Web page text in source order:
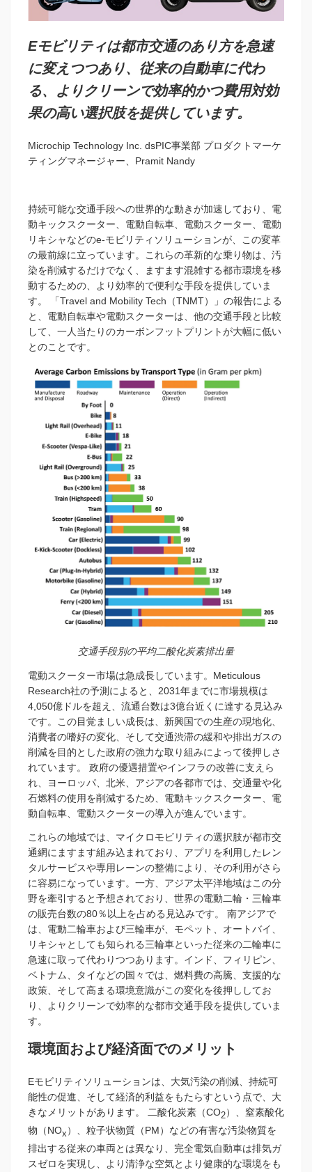
Eモビリティは都市交通のあり方を急速
に変えつつあり、従来の自動車に代わ
る、よりクリーンで効率的かつ費用対効
果の高い選択肢を提供しています。
Microchip Technology Inc. dsPIC事業部 プロダクトマーケ
ティングマネージャー、Pramit Nandy
持続可能な交通手段への世界的な動きが加速しており、電
動キックスクーター、電動自転車、電動スクーター、電動
リキシャなどのe-モビリティソリューションが、この変革
の最前線に立っています。これらの革新的な乗り物は、汚
染を削減するだけでなく、ますます混雑する都市環境を移
動するための、より効率的で便利な手段を提供していま
す。 「Travel and Mobility Tech（TNMT）」の報告による
と、電動自転車や電動スクーターは、他の交通手段と比較
して、一人当たりのカーボンフットプリントが大幅に低い
とのことです。
交通手段別の平均二酸化炭素排出量
電動スクーター市場は急成長しています。Meticulous
Research社の予測によると、2031年までに市場規模は
4,050億ドルを超え、流通台数は3億台近くに達する見込み
です。この目覚ましい成長は、新興国での生産の現地化、
消費者の嗜好の変化、そして交通渋滞の緩和や排出ガスの
削減を目的とした政府の強力な取り組みによって後押しさ
れています。 政府の優遇措置やインフラの改善に支えら
れ、ヨーロッパ、北米、アジアの各都市では、交通量や化
石燃料の使用を削減するため、電動キックスクーター、電
動自転車、電動スクーターの導入が進んでいます。
これらの地域では、マイクロモビリティの選択肢が都市交
通網にますます組み込まれており、アプリを利用したレン
タルサービスや専用レーンの整備により、その利用がさら
に容易になっています。一方、アジア太平洋地域はこの分
野を牽引すると予想されており、世界の電動二輪・三輪車
の販売台数の80％以上を占める見込みです。 南アジアで
は、電動二輪車および三輪車が、モペット、オートバイ、
リキシャとしても知られる三輪車といった従来の二輪車に
急速に取って代わりつつあります。インド、フィリピン、
ベトナム、タイなどの国々では、燃料費の高騰、支援的な
政策、そして高まる環境意識がこの変化を後押ししてお
り、よりクリーンで効率的な都市交通手段を提供していま
す。
環境面および経済面でのメリット
Eモビリティソリューションは、大気汚染の削減、持続可
能性の促進、そして経済的利益をもたらすという点で、大
きなメリットがあります。 二酸化炭素（CO2）、窒素酸化
物（NOx ）、粒子状物質（PM）などの有害な汚染物質を
排出する従来の車両とは異なり、完全電気自動車は排気ガ
スゼロを実現し、より清浄な空気とより健康的な環境をも